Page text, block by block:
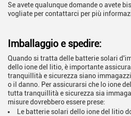
Se avete qualunque domande o avete
vogliate per contattarci per più
Imballaggio e spedire:
Quando si tratta delle batterie solari
dello ione del litio, è importante
tranquillità e sicurezza siano
o il danno. Per assicurarsi che lo ione
tutta tranquillità e sicurezza sia
misure dovrebbero essere prese:
Le batterie solari dello ione del litio